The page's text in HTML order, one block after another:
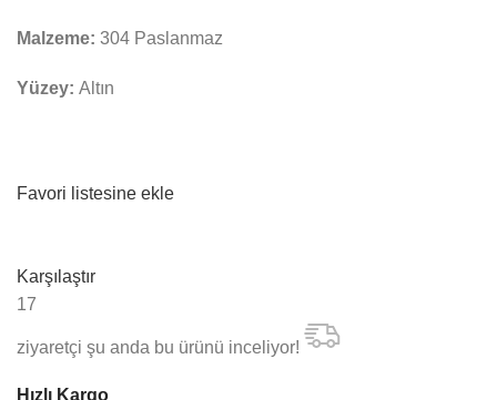
Malzeme: 304 Paslanmaz
Yüzey: Altın
Favori listesine ekle
Karşılaştır
17
ziyaretçi şu anda bu ürünü inceliyor!
Hızlı Kargo